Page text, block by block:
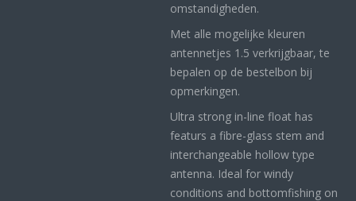
omstandigheden.
Met alle mogelijke kleuren
antennetjes 1.5 verkrijgbaar, te
bepalen op de bestelbon bij
opmerkingen.
Ultra strong in-line float has
featurs a fibre-glass stem and
interchangeable hollow type
antenna. Ideal for windy
conditions and bottomfishing on